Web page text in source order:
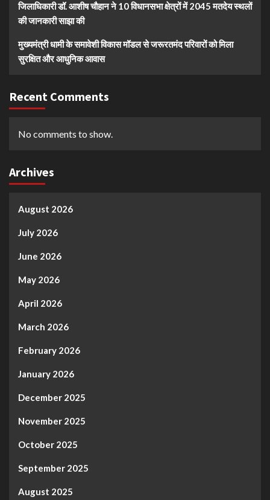
जिलाधिकारी डॉ. आशीष चौहान ने 10 विधानसभा क्षेत्रों में 2045 मतदेय स्थलों
की जानकारी साझा की
मुख्यमंत्री धामी के समावेशी विकास मॉडल से जरूरतमंद परिवारों को मिला
सुरक्षित और आधुनिक आवास
Recent Comments
No comments to show.
Archives
August 2026
July 2026
June 2026
May 2026
April 2026
March 2026
February 2026
January 2026
December 2025
November 2025
October 2025
September 2025
August 2025